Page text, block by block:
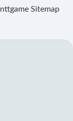
nttgame Sitemap